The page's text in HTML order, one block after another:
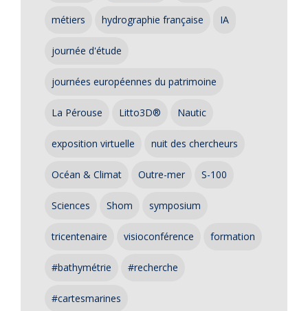
métiers hydrographie française IA
journée d'étude
journées européennes du patrimoine
La Pérouse Litto3D® Nautic
exposition virtuelle nuit des chercheurs
Océan & Climat Outre-mer S-100
Sciences Shom symposium
tricentenaire visioconférence formation
#bathymétrie #recherche
#cartesmarines